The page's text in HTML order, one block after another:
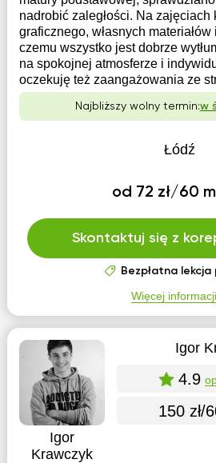
nadrobić zaległości. Na zajęciach
graficznego, własnych
czemu wszystko jest dobrze
na spokojnej atmosferze i
oczekuję też zaangażowania ze
Najbliższy wolny termin:w
Łódź
od 72 zł/60
Skontaktuj się z
Bezpłatna lekcja
Więcej informacji
Igor
Krawczyk
Igor
4.9
150 zł/